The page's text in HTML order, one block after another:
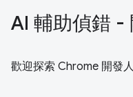
AI 輔助偵錯 -
歡迎探索 Chrome 開發